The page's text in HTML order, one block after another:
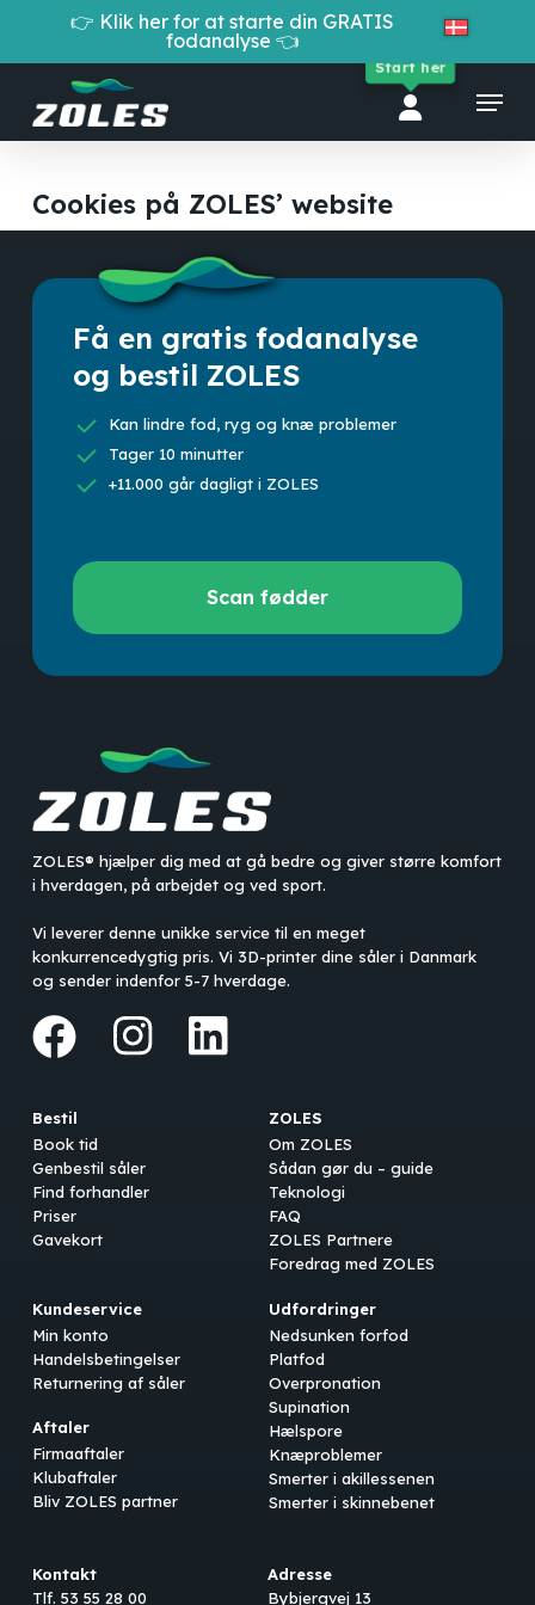
👉 Klik her for at starte din GRATIS
fodanalyse 👈
Start her
Menu
Cart
Go to shop
Cookies på ZOLES’ website
Få en gratis fodanalyse
og bestil ZOLES
Kan lindre fod, ryg og knæ problemer
Tager 10 minutter
+11.000 går dagligt i ZOLES
fødder
Scan fødder
ZOLES® hjælper dig med at gå bedre og giver større komfort
i hverdagen, på arbejdet og ved sport.
Vi leverer denne unikke service til en meget
konkurrencedygtig pris. Vi 3D-printer dine såler i Danmark
og sender indenfor 5-7 hverdage.
Bestil
Book tid
Genbestil såler
Find forhandler
Priser
Gavekort
Aftaler
Firmaaftaler
Klubaftaler
Bliv ZOLES partner
ZOLES
Om ZOLES
Sådan gør du – guide
Teknologi
FAQ
ZOLES Partnere
Foredrag med ZOLES
Kundeservice
Min konto
Handelsbetingelser
Returnering af såler
Udfordringer
Nedsunken forfod
Platfod
Overpronation
Supination
Hælspore
Knæproblemer
Smerter i akillessenen
Smerter i skinnebenet
Kontakt
Tlf. 53 55 28 00
Adresse
Bybjergvej 13
Menu